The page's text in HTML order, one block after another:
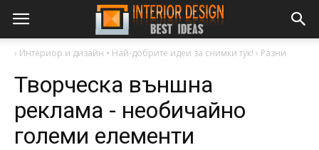
› Интериор и дизайн • Най-добрите идеи за снимки тук! › Разни
Творческа външна
реклама - необичайно
големи елементи